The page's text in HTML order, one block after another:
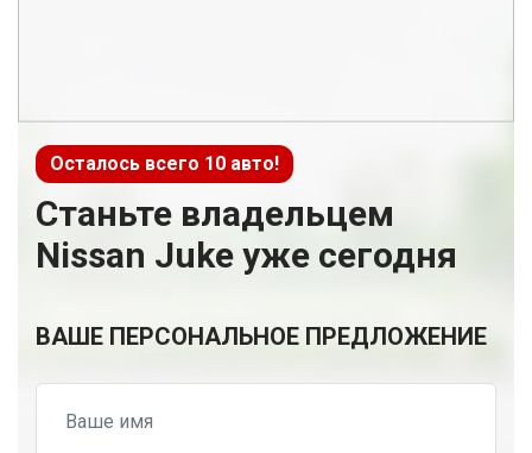
Осталось всего 10 авто!
Станьте владельцем
Nissan Juke уже сегодня
ВАШЕ ПЕРСОНАЛЬНОЕ ПРЕДЛОЖЕНИЕ